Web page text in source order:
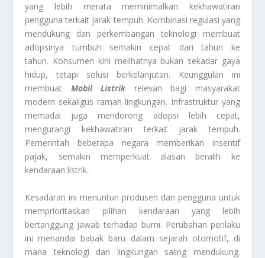
yang lebih merata meminimalkan kekhawatiran
pengguna terkait jarak tempuh. Kombinasi regulasi yang
mendukung dan perkembangan teknologi membuat
adopsinya tumbuh semakin cepat dari tahun ke
tahun. Konsumen kini melihatnya bukan sekadar gaya
hidup, tetapi solusi berkelanjutan. Keunggulan ini
membuat Mobil Listrikrelevan bagi masyarakat
modern sekaligus ramah lingkungan. Infrastruktur yang
memadai juga mendorong adopsi lebih cepat,
mengurangi kekhawatiran terkait jarak tempuh.
Pemerintah beberapa negara memberikan insentif
pajak, semakin memperkuat alasan beralih ke
kendaraan listrik.
Kesadaran ini menuntun produsen dan pengguna untuk
memprioritaskan pilihan kendaraan yang lebih
bertanggung jawab terhadap bumi. Perubahan perilaku
ini menandai babak baru dalam sejarah otomotif, di
mana teknologi dan lingkungan saling mendukung.